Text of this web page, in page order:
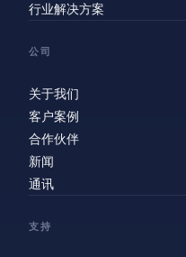
行业解决方案
公司
关于我们
客户案例
合作伙伴
新闻
通讯
支持